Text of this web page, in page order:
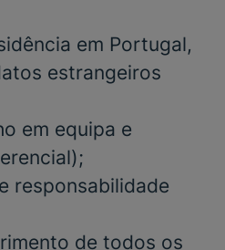
em Portugal,
estrangeiros
em equipa e
;
responsabilidade
de todos os